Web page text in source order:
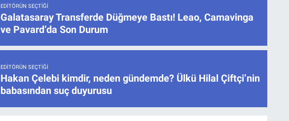
EDITÖRÜN SEÇTIĞI
Galatasaray Transferde Düğmeye Bastı! Leao, Camavinga
ve Pavard’da Son Durum
EDITÖRÜN SEÇTIĞI
Hakan Çelebi kimdir, neden gündemde? Ülkü Hilal Çiftçi’nin
babasından suç duyurusu